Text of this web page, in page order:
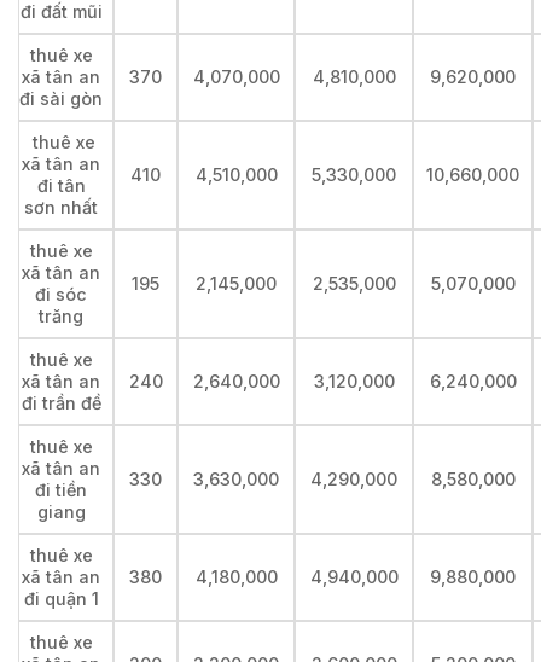
đi đất mũi
thuê xe
xã tân an
đi sài gòn
370 4,070,000 4,810,000 9,620,000
thuê xe
xã tân an
đi tân
sơn nhất
410 4,510,000 5,330,000 10,660,000
thuê xe
xã tân an
đi sóc
trăng
195 2,145,000 2,535,000 5,070,000
thuê xe
xã tân an
đi trần đề
240 2,640,000 3,120,000 6,240,000
thuê xe
xã tân an
đi tiền
giang
330 3,630,000 4,290,000 8,580,000
thuê xe
xã tân an
đi quận 1
380 4,180,000 4,940,000 9,880,000
thuê xe